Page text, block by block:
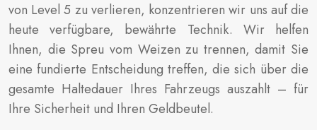
von Level 5 zu verlieren, konzentrieren wir uns auf die
heute verfügbare, bewährte Technik. Wir helfen
Ihnen, die Spreu vom Weizen zu trennen, damit Sie
eine fundierte Entscheidung treffen, die sich über die
gesamte Haltedauer Ihres Fahrzeugs auszahlt – für
Ihre Sicherheit und Ihren Geldbeutel.